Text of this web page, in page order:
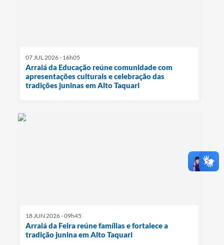
07 JUL 2026 - 16h05
Arraiá da Educação reúne comunidade com
apresentações culturais e celebração das
tradições juninas em Alto Taquari
18 JUN 2026 - 09h45
Arraiá da Feira reúne famílias e fortalece a
tradição junina em Alto Taquari